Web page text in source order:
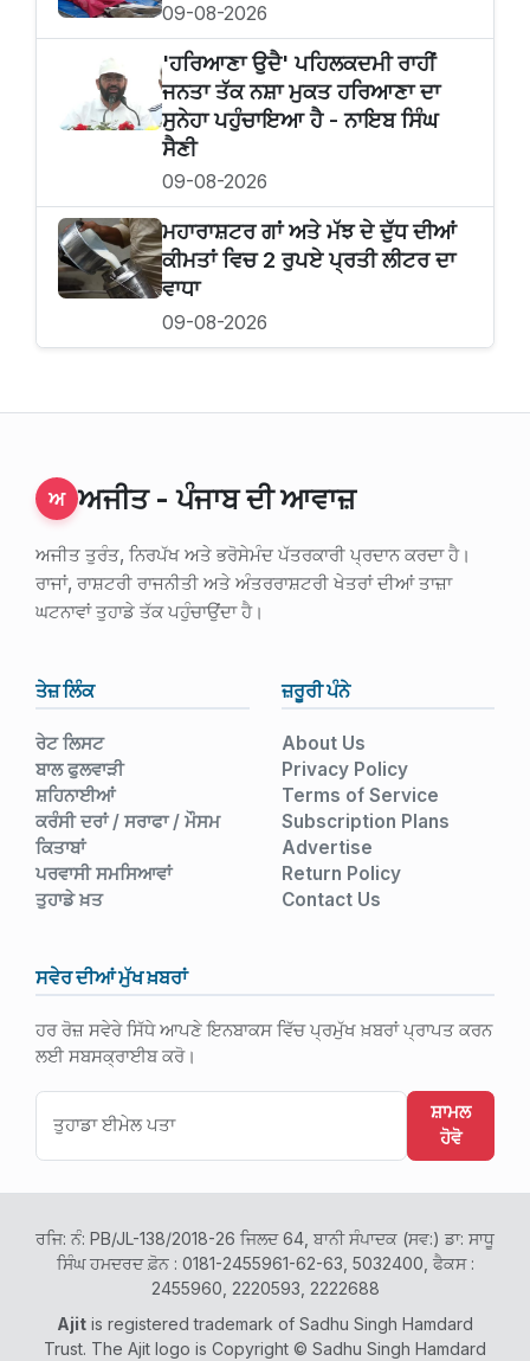
09-08-2026
'ਹਰਿਆਣਾ ਉਦੈ' ਪਹਿਲਕਦਮੀ ਰਾਹੀਂ
ਜਨਤਾ ਤੱਕ ਨਸ਼ਾ ਮੁਕਤ ਹਰਿਆਣਾ ਦਾ
ਸੁਨੇਹਾ ਪਹੁੰਚਾਇਆ ਹੈ - ਨਾਇਬ ਸਿੰਘ
ਸੈਣੀ
09-08-2026
ਮਹਾਰਾਸ਼ਟਰ ਗਾਂ ਅਤੇ ਮੱਝ ਦੇ ਦੁੱਧ ਦੀਆਂ
ਕੀਮਤਾਂ ਵਿਚ 2 ਰੁਪਏ ਪ੍ਰਤੀ ਲੀਟਰ ਦਾ
ਵਾਧਾ
09-08-2026
ਅ ਅਜੀਤ - ਪੰਜਾਬ ਦੀ ਆਵਾਜ਼
ਅਜੀਤ ਤੁਰੰਤ, ਨਿਰਪੱਖ ਅਤੇ ਭਰੋਸੇਮੰਦ ਪੱਤਰਕਾਰੀ ਪ੍ਰਦਾਨ ਕਰਦਾ ਹੈ।
ਰਾਜਾਂ, ਰਾਸ਼ਟਰੀ ਰਾਜਨੀਤੀ ਅਤੇ ਅੰਤਰਰਾਸ਼ਟਰੀ ਖੇਤਰਾਂ ਦੀਆਂ ਤਾਜ਼ਾ
ਘਟਨਾਵਾਂ ਤੁਹਾਡੇ ਤੱਕ ਪਹੁੰਚਾਉਂਦਾ ਹੈ।
ਤੇਜ਼ ਲਿੰਕ
ਰੇਟ ਲਿਸਟ
ਬਾਲ ਫੁਲਵਾੜੀ
ਸ਼ਹਿਨਾਈਆਂ
ਕਰੰਸੀ ਦਰਾਂ / ਸਰਾਫਾ / ਮੌਸਮ
ਕਿਤਾਬਾਂ
ਪਰਵਾਸੀ ਸਮਸਿਆਵਾਂ
ਤੁਹਾਡੇ ਖ਼ਤ
ਜ਼ਰੂਰੀ ਪੰਨੇ
About Us
Privacy Policy
Terms of Service
Subscription Plans
Advertise
Return Policy
Contact Us
ਸਵੇਰ ਦੀਆਂ ਮੁੱਖ ਖ਼ਬਰਾਂ
ਹਰ ਰੋਜ਼ ਸਵੇਰੇ ਸਿੱਧੇ ਆਪਣੇ ਇਨਬਾਕਸ ਵਿੱਚ ਪ੍ਰਮੁੱਖ ਖ਼ਬਰਾਂ ਪ੍ਰਾਪਤ ਕਰਨ
ਲਈ ਸਬਸਕ੍ਰਾਈਬ ਕਰੋ।
ਸ਼ਾਮਲ
ਹੋਵੋ
ਰਜਿ: ਨੰ: PB/JL-138/2018-26 ਜਿਲਦ 64, ਬਾਨੀ ਸੰਪਾਦਕ (ਸਵ:) ਡਾ: ਸਾਧੂ
ਸਿੰਘ ਹਮਦਰਦ ਫ਼ੋਨ : 0181-2455961-62-63, 5032400, ਫੈਕਸ :
2455960, 2220593, 2222688
Ajit is registered trademark of Sadhu Singh Hamdard
Trust. The Ajit logo is Copyright © Sadhu Singh Hamdard